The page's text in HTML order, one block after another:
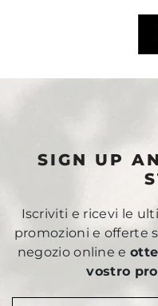
SIGN UP
Iscriviti e ricevi le
promozioni e offerte
negozio online e
vostro